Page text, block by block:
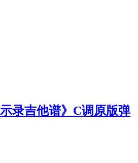
录吉他谱》C调原版弹